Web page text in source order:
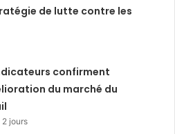
de lutte contre les
confirment
du marché du
2 jours